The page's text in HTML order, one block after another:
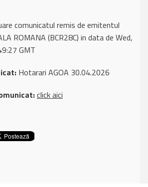
comunicatul remis de emitentul
ROMANA (BCR28C) in data de Wed,
GMT
Hotarari AGOA 30.04.2026
click aici